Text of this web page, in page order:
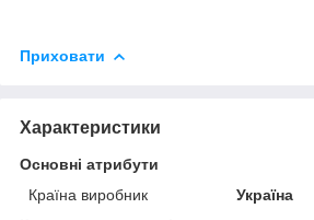
Приховати
Характеристики
Основні атрибути
Країна виробник
Україна